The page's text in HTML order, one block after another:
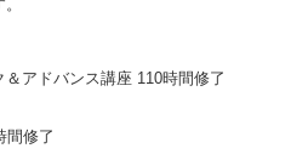
アドバンス講座 110時間修了
修了